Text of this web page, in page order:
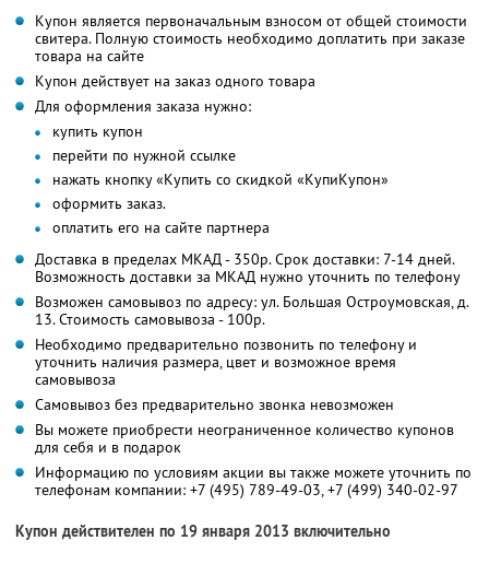
Купон является первоначальным взносом от общей стоимости
свитера. Полную стоимость необходимо доплатить при заказе
товара на сайте
Купон действует на заказ одного товара
Для оформления заказа нужно:
купить купон
перейти по нужной ссылке
нажать кнопку «Купить со скидкой «КупиКупон»
оформить заказ.
оплатить его на сайте партнера
Доставка в пределах МКАД - 350р. Срок доставки: 7-14 дней.
Возможность доставки за МКАД нужно уточнить по телефону
Возможен самовывоз по адресу: ул. Большая Остроумовская, д.
13. Стоимость самовывоза - 100р.
Необходимо предварительно позвонить по телефону и
уточнить наличия размера, цвет и возможное время
самовывоза
Самовывоз без предварительно звонка невозможен
Вы можете приобрести неограниченное количество купонов
для себя и в подарок
Информацию по условиям акции вы также можете уточнить по
телефонам компании: +7 (495) 789-49-03, +7 (499) 340-02-97
Купон действителен по 19 января 2013 включительно